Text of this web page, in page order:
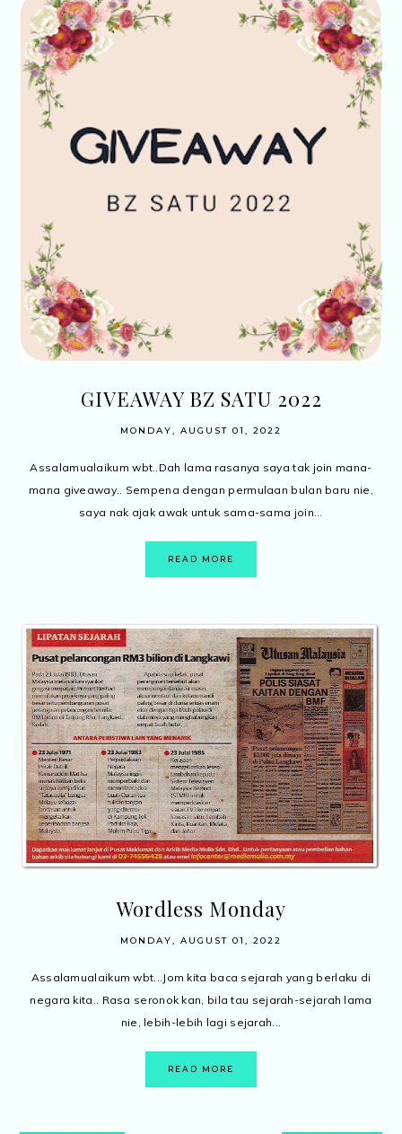
GIVEAWAY BZ SATU 2022
MONDAY, AUGUST 01, 2022
Assalamualaikum wbt..Dah lama rasanya saya tak join mana-
mana giveaway.. Sempena dengan permulaan bulan baru nie,
saya nak ajak awak untuk sama-sama join...
READ MORE
Wordless Monday
MONDAY, AUGUST 01, 2022
Assalamualaikum wbt...Jom kita baca sejarah yang berlaku di
negara kita.. Rasa seronok kan, bila tau sejarah-sejarah lama
nie, lebih-lebih lagi sejarah...
READ MORE